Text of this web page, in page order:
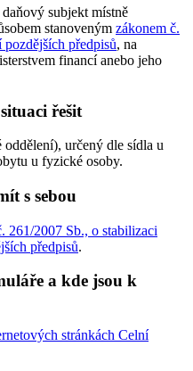
subjekt místně
stanoveným zákonem č.
předpisů, na
financí anebo jeho
řešit
oddělení), určený dle sídla u
u fyzické osoby.
s sebou
261/2007 Sb., o stabilizaci
předpisů.
a kde jsou k
stránkách Celní